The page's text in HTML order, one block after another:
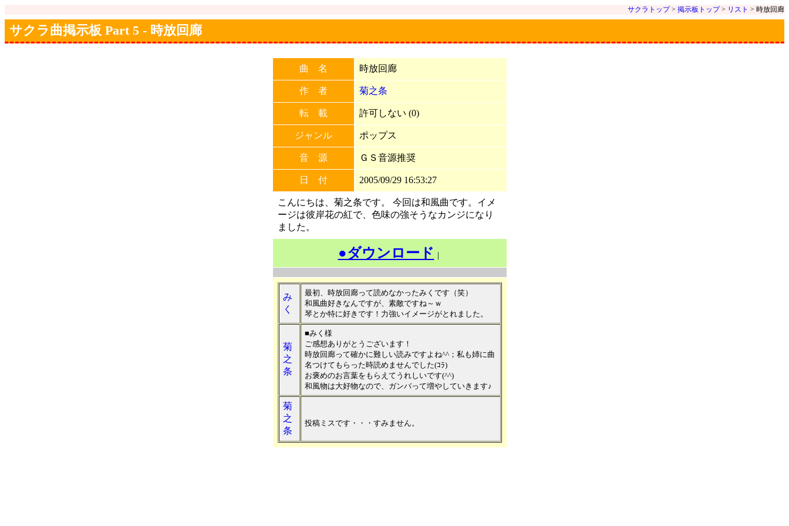
サクラトップ> 掲示板トップ> リスト > 時放回廊
サクラ曲掲示板 Part 5 - 時放回廊
曲 名 時放回廊
作 者 菊之条
転 載 許可しない (0)
ジャンル ポップス
音 源 ＧＳ音源推奨
日 付 2005/09/29 16:53:27
こんにちは、菊之条です。 今回は和風曲です。イメ
ージは彼岸花の紅で、色味の強そうなカンジになり
ました。
●ダウンロード ｜
み
く
最初、時放回廊って読めなかったみくです（笑）
和風曲好きなんですが、素敵ですね～ｗ
琴とか特に好きです！力強いイメージがとれました。
菊
之
条
■みく様
ご感想ありがとうございます！
時放回廊って確かに難しい読みですよね^^；私も姉に曲
名つけてもらった時読めませんでした(ｺﾗ)
お褒めのお言葉をもらえてうれしいです(^^)
和風物は大好物なので、ガンバって増やしていきます♪
菊
之
条
投稿ミスです・・・すみません。